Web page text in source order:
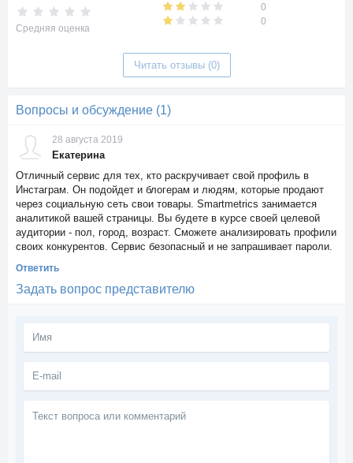
Средняя оценка
0
0
Читать отзывы (0)
Вопросы и обсуждение (1)
28 августа 2019
Екатерина
Отличный сервис для тех, кто раскручивает свой профиль в
Инстаграм. Он подойдет и блогерам и людям, которые продают
через социальную сеть свои товары. Smartmetrics занимается
аналитикой вашей страницы. Вы будете в курсе своей целевой
аудитории - пол, город, возраст. Сможете анализировать профили
своих конкурентов. Сервис безопасный и не запрашивает пароли.
Ответить
Задать вопрос представителю
вопроса